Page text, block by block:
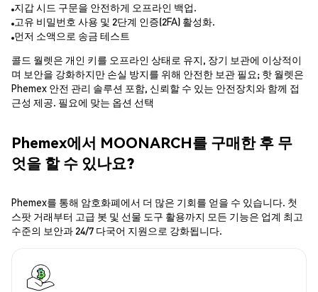
지갑 시드 구문을 안전하게 오프라인 백업.
고유 비밀번호 사용 및 2단계 인증(2FA) 활성화.
먼저 소액으로 송금 테스트
콜드 월렛은 개인 키를 오프라인 상태로 유지, 장기 보관에 이상적이
며 보안을 강화하지만 손실 방지를 위해 안전한 보관 필요; 핫 월렛은
Phemex 안전 관리 솔루션 포함, 신뢰할 수 있는 안전장치와 함께 접
근성 제공. 필요에 맞는 옵션 선택
Phemex에서 MOONARCH를 구매한 후 무
엇을 할 수 있나요?
Phemex를 통해 암호화폐에서 더 많은 기회를 얻을 수 있습니다. 첫
스팟 거래부터 고급 봇 및 선물 도구 활용까지 모든 기능은 업계 최고
수준의 보안과 24/7 다국어 지원으로 강화됩니다.